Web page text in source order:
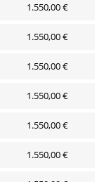
1.550,00 €
1.550,00 €
1.550,00 €
1.550,00 €
1.550,00 €
1.550,00 €